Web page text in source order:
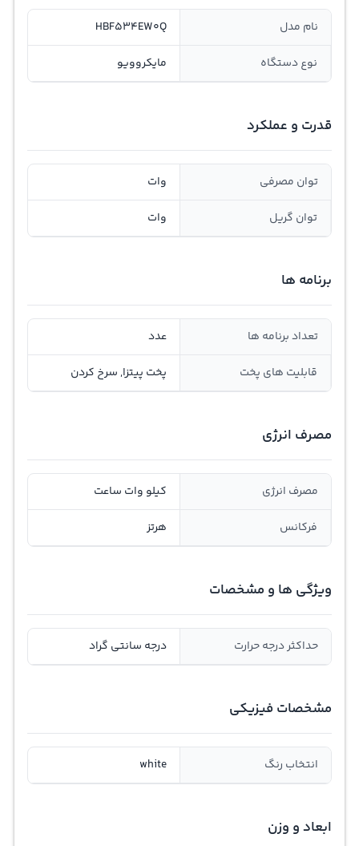
نام مدل HBF534EW0Q
نوع دستگاه مایکروویو
قدرت و عملکرد
توان مصرفی وات
توان گريل وات
برنامه ها
تعداد برنامه ها عدد
قابلیت های پخت پخت پیتزا, سرخ کردن
مصرف انرژی
مصرف انرژی کیلو وات ساعت
فرکانس هرتز
ویژگی ها و مشخصات
حداکثر درجه حرارت درجه سانتی گراد
مشخصات فیزیکی
انتخاب رنگ white
ابعاد و وزن